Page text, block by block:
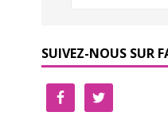
SUIVEZ-NOUS SUR